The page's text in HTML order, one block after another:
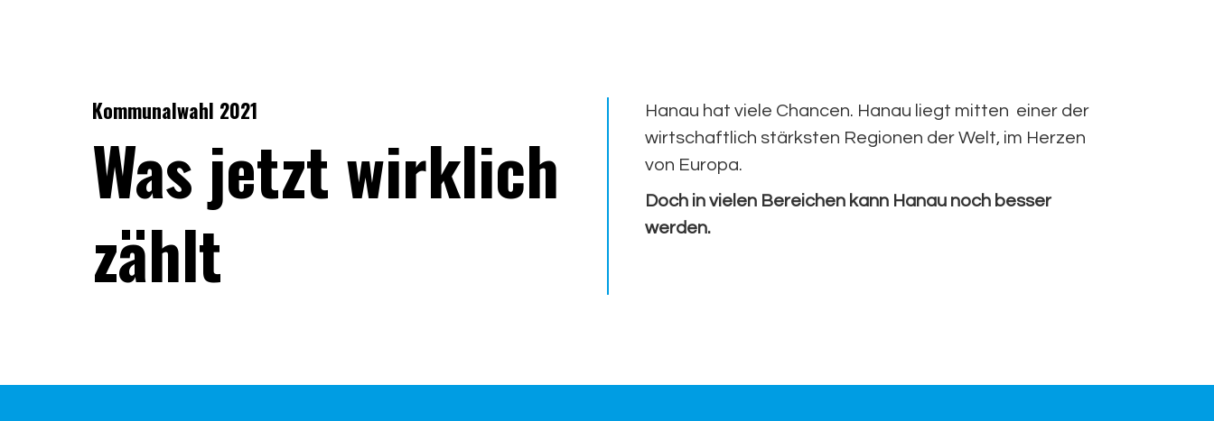
Kommunalwahl 2021
Was jetzt wirklich
zählt
Hanau hat viele Chancen. Hanau liegt mitten einer der
wirtschaftlich stärksten Regionen der Welt, im Herzen
von Europa.
Doch in vielen Bereichen kann Hanau noch besser
werden.